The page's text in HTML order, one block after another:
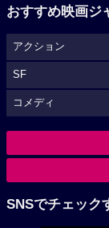
おすすめ映画ジ
アクション
SF
コメディ
SNSでチェック